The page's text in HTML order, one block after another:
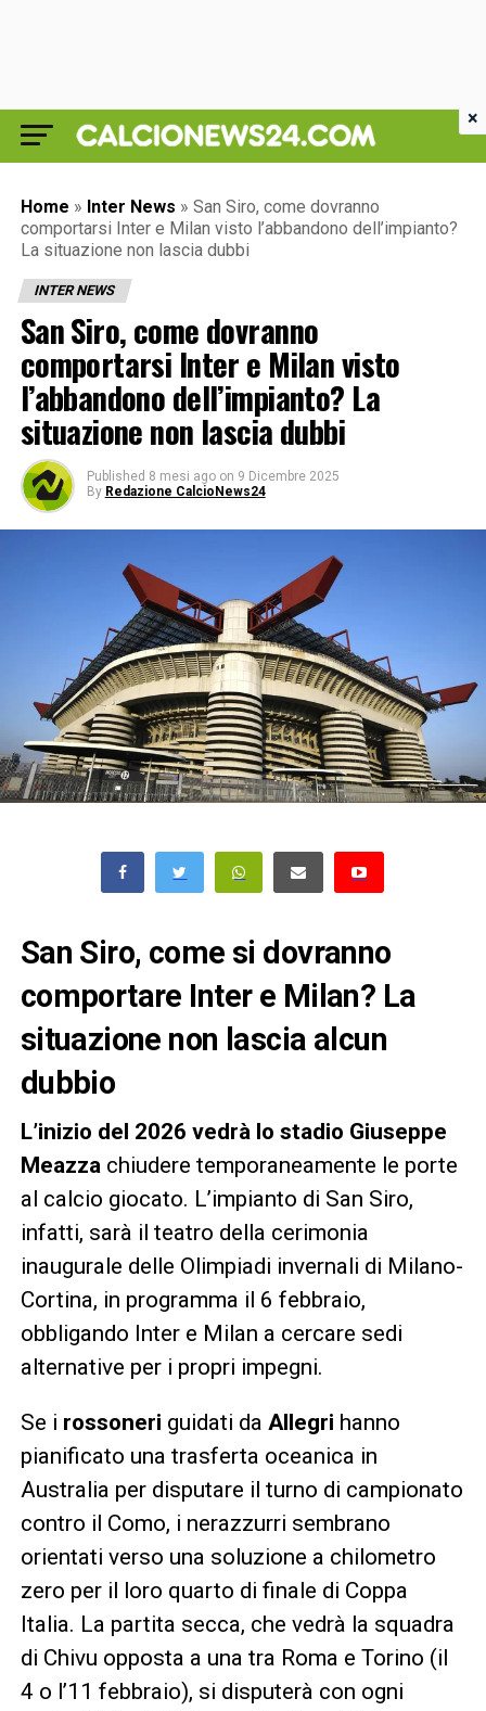
Home » Inter News » San Siro, come dovranno
comportarsi Inter e Milan visto l’abbandono dell’impianto?
La situazione non lascia dubbi
INTER NEWS
San Siro, come dovranno
comportarsi Inter e Milan visto
l’abbandono dell’impianto? La
situazione non lascia dubbi
Published 8 mesi ago on 9 Dicembre 2025
By Redazione CalcioNews24
San Siro, come si dovranno
comportare Inter e Milan? La
situazione non lascia alcun
dubbio
L’inizio del 2026 vedrà lo stadio Giuseppe
Meazzachiudere temporaneamente le porte
al calcio giocato. L’impianto di San Siro,
infatti, sarà il teatro della cerimonia
inaugurale delle Olimpiadi invernali di Milano-
Cortina, in programma il 6 febbraio,
obbligando Inter e Milan a cercare sedi
alternative per i propri impegni.
Se i rossoneri guidati da Allegri hanno
pianificato una trasferta oceanica in
Australia per disputare il turno di campionato
contro il Como, i nerazzurri sembrano
orientati verso una soluzione a chilometro
zero per il loro quarto di finale di Coppa
Italia. La partita secca, che vedrà la squadra
di Chivu opposta a una tra Roma e Torino (il
4 o l’11 febbraio), si disputerà con ogni
×